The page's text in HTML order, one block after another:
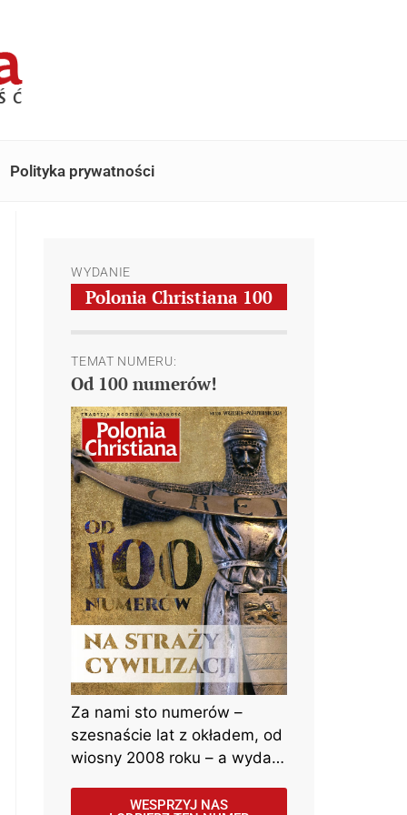
Polityka prywatności
WYDANIE
Polonia Christiana 100
TEMAT NUMERU:
Od 100 numerów!
Za nami sto numerów –
szesnaście lat z okładem, od
wiosny 2008 roku – a wydaje
WESPRZYJ NAS